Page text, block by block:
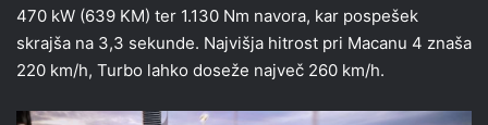
470 kW (639 KM) ter 1.130 Nm navora, kar pospešek
skrajša na 3,3 sekunde. Najvišja hitrost pri Macanu 4 znaša
220 km/h, Turbo lahko doseže največ 260 km/h.